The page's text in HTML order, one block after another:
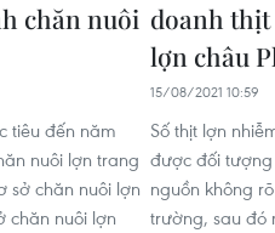
chăn nuôi
tiêu đến năm
nuôi lợn trang
sở chăn nuôi lợn
chăn nuôi lợn
doanh
lợn châu
15/08/2021 10:59
Số thịt lợn
được đối
nguồn không
trường, sau đó